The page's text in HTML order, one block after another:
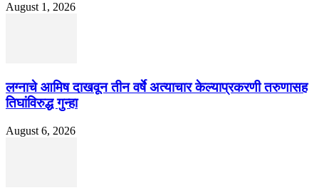
August 1, 2026
लग्नाचे आमिष दाखवून तीन वर्षे अत्याचार केल्याप्रकरणी तरुणासह
तिघांविरुद्ध गुन्हा
August 6, 2026